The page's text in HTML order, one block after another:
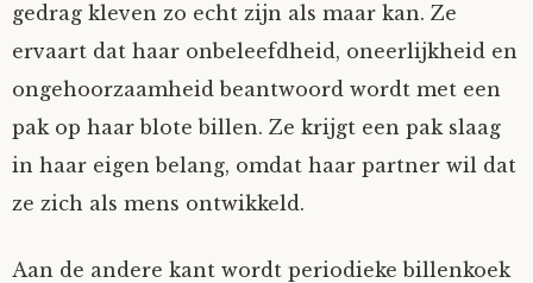
Faith
Fioontje
Gralin
Henricus
gedrag kleven zo echt zijn als maar kan. Ze
ervaart dat haar onbeleefdheid, oneerlijkheid en
ongehoorzaamheid beantwoord wordt met een
pak op haar blote billen. Ze krijgt een pak slaag
in haar eigen belang, omdat haar partner wil dat
ze zich als mens ontwikkeld.
Aan de andere kant wordt periodieke billenkoek